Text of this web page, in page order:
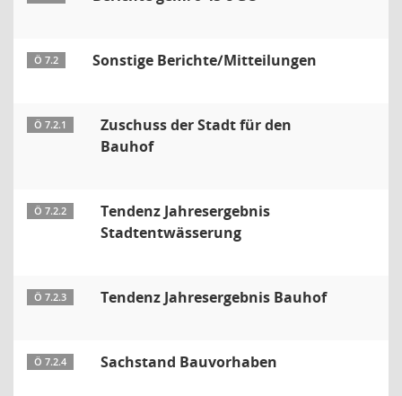
Ö 7.2 Sonstige Berichte/Mitteilungen
Ö 7.2.1
Zuschuss der Stadt für den
Bauhof
Ö 7.2.2
Tendenz Jahresergebnis
Stadtentwässerung
Ö 7.2.3 Tendenz Jahresergebnis Bauhof
Ö 7.2.4 Sachstand Bauvorhaben